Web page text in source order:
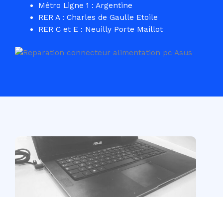
Métro Ligne 1 : Argentine
RER A : Charles de Gaulle Etoile
RER C et E : Neuilly Porte Maillot